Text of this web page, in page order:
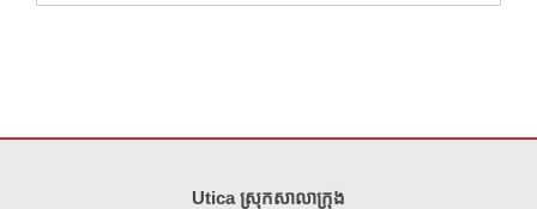
Utica ស្រុកសាលាក្រុង